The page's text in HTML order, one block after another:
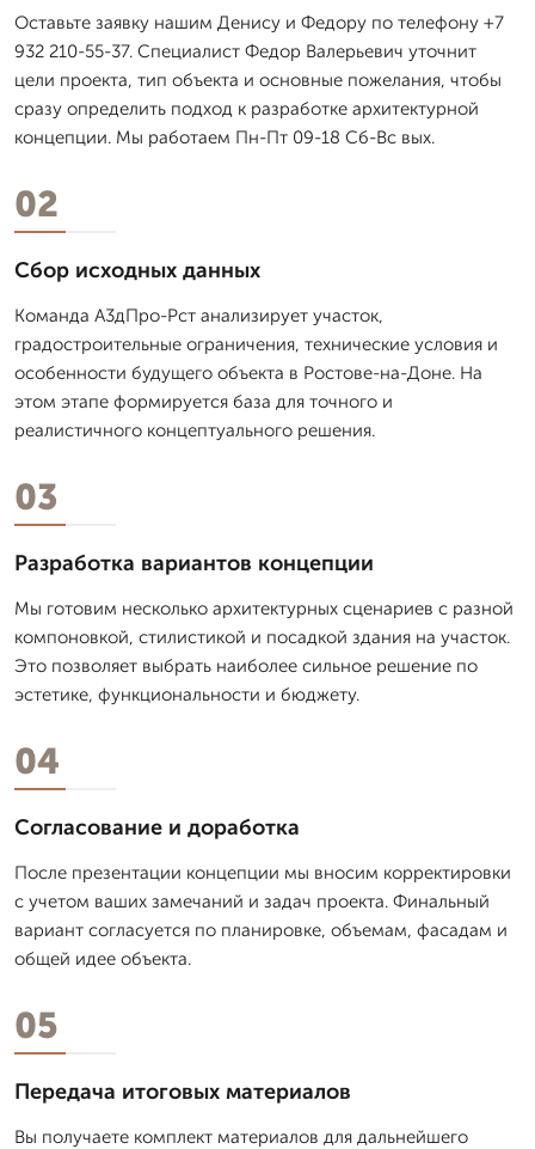
Оставьте заявку нашим Денису и Федору по телефону +7
932 210-55-37. Специалист Федор Валерьевич уточнит
цели проекта, тип объекта и основные пожелания, чтобы
сразу определить подход к разработке архитектурной
концепции. Мы работаем Пн-Пт 09-18 Сб-Вс вых.
02
Сбор исходных данных
Команда А3дПро-Рст анализирует участок,
градостроительные ограничения, технические условия и
особенности будущего объекта в Ростове-на-Доне. На
этом этапе формируется база для точного и
реалистичного концептуального решения.
03
Разработка вариантов концепции
Мы готовим несколько архитектурных сценариев с разной
компоновкой, стилистикой и посадкой здания на участок.
Это позволяет выбрать наиболее сильное решение по
эстетике, функциональности и бюджету.
04
Согласование и доработка
После презентации концепции мы вносим корректировки
с учетом ваших замечаний и задач проекта. Финальный
вариант согласуется по планировке, объемам, фасадам и
общей идее объекта.
05
Передача итоговых материалов
Вы получаете комплект материалов для дальнейшего